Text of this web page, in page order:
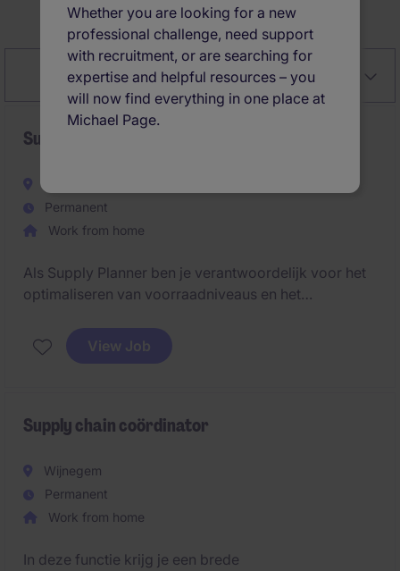
Whether you are looking for a new
professional challenge, need support
with recruitment, or are searching for
expertise and helpful resources – you
will now find everything in one place at
Michael Page.
Create Job Alert
Relevancy
CloseFilter
Supply Planner - Internationaal bedrijf
Ghent
Permanent
Work from home
Als Supply Planner ben je verantwoordelijk voor het
optimaliseren van voorraadniveaus en het
data en forecasts naar concrete supply-plannen en
werkt nauw samen met leveranciers en interne
View Job
Supply chain coördinator
Wijnegem
Permanent
Work from home
In deze functie krijg je een brede